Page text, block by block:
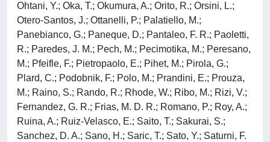
Ohtani, Y.; Oka, T.; Okumura, A.; Orito, R.; Orsini, L.;
Otero-Santos, J.; Ottanelli, P.; Palatiello, M.;
Panebianco, G.; Paneque, D.; Pantaleo, F. R.; Paoletti,
R.; Paredes, J. M.; Pech, M.; Pecimotika, M.; Peresano,
M.; Pfeifle, F.; Pietropaolo, E.; Pihet, M.; Pirola, G.;
Plard, C.; Podobnik, F.; Polo, M.; Prandini, E.; Prouza,
M.; Raino, S.; Rando, R.; Rhode, W.; Ribo, M.; Rizi, V.;
Fernandez, G. R.; Frias, M. D. R.; Romano, P.; Roy, A.;
Ruina, A.; Ruiz-Velasco, E.; Saito, T.; Sakurai, S.;
Sanchez, D. A.; Sano, H.; Saric, T.; Sato, Y.; Saturni, F.